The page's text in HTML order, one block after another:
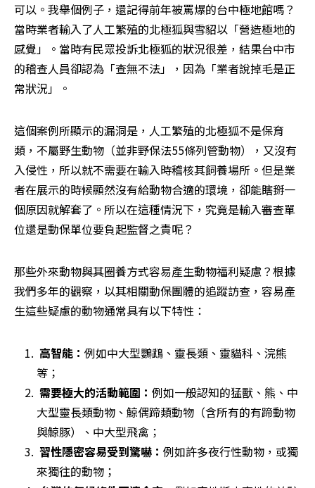
可以。我舉個例子，還記得前年被罵爆的台中極地館嗎？
當時業者輸入了人工繁殖的北極狐與雪貂以「營造極地的
感覺」。當時有民眾投訴北極狐的狀況很差，結果台中市
的稽查人員卻認為「查無不法」，因為「業者說掉毛是正
常狀況」。
這個案例所顯示的漏洞是，人工繁殖的北極狐不是保育
類，不屬野生動物（並非野保法55條列管動物），又沒有
入侵性，所以就不需要在輸入時稽核其飼養場所。但是業
者在展示的時候顯然沒有給動物合適的環境，卻能瞎掰一
個原因就解套了。所以在這種情況下，究竟是輸入審查單
位還是動保單位要負起監督之責呢？
那些外來動物與其圈養方式容易產生動物福利疑慮？根據
我們多年的觀察，以其相關動保團體的追蹤訪查，容易產
生這些疑慮的動物通常具有以下特性：
高智能： 例如中大型鸚鵡、靈長類、靈貓科、浣熊
等；
需要極大的活動範圍： 例如一般認知的猛獸、熊、中
大型靈長類動物、鯨偶蹄類動物（含所有的有蹄動物
與鯨豚）、中大型飛禽；
習性隱密容易受到驚嚇： 例如許多夜行性動物，或獨
來獨往的動物；